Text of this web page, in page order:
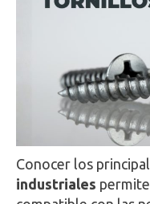
Conocer los
industriales